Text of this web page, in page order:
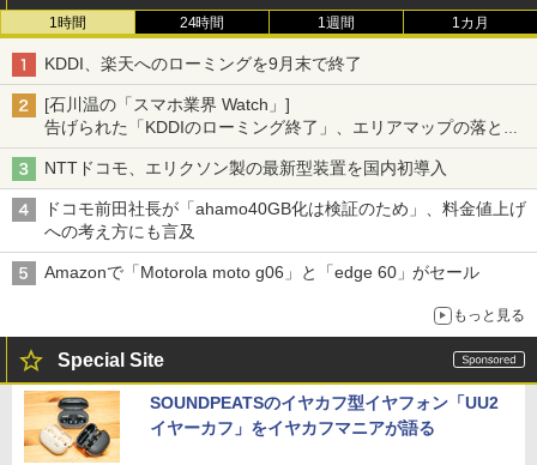
1時間 24時間 1週間 1カ月
KDDI、楽天へのローミングを9月末で終了
[石川温の「スマホ業界 Watch」]
告げられた「KDDIのローミング終了」、エリアマップの落とし
穴と楽天モバイルの課題
NTTドコモ、エリクソン製の最新型装置を国内初導入
ドコモ前田社長が「ahamo40GB化は検証のため」、料金値上げ
への考え方にも言及
Amazonで「Motorola moto g06」と「edge 60」がセール
もっと見る
Special Site
SOUNDPEATSのイヤカフ型イヤフォン「UU2
イヤーカフ」をイヤカフマニアが語る